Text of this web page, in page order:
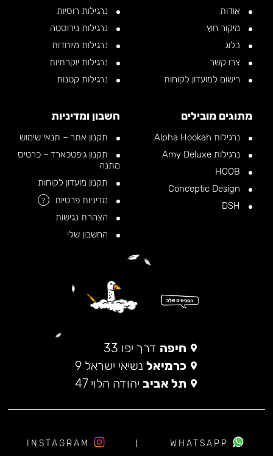
אודות
מיקור חוץ
בלוג
צרו קשר
רישום למועדון לקוחות
נרגילות רוסיות
נרגילות נירוסטה
נרגילות מיוחדות
נרגילות יוקרתיות
נרגילות קטנות
מתוגים מובילים
נרגילות Alpha Hookah
נרגילות Amy Deluxe
חשבון ומדיניות
תקנון אתר – תנאי שימוש
תקנון גיפטכארד – כרטיס
מתנה
תקנון מועדון לקוחות
מדיניות פרטיות
?
הצהרת נגישות
החשבון שלי
חיפה דרך יפו 33
כרמיאל נשיאי ישראל 9
תל אביב יהודה הלוי 47
WHATSAPP
INSTAGRAM